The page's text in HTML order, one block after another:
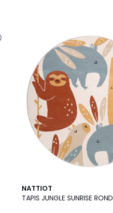
NATTIOT
TAPIS JUNGLE SUNRISE ROND